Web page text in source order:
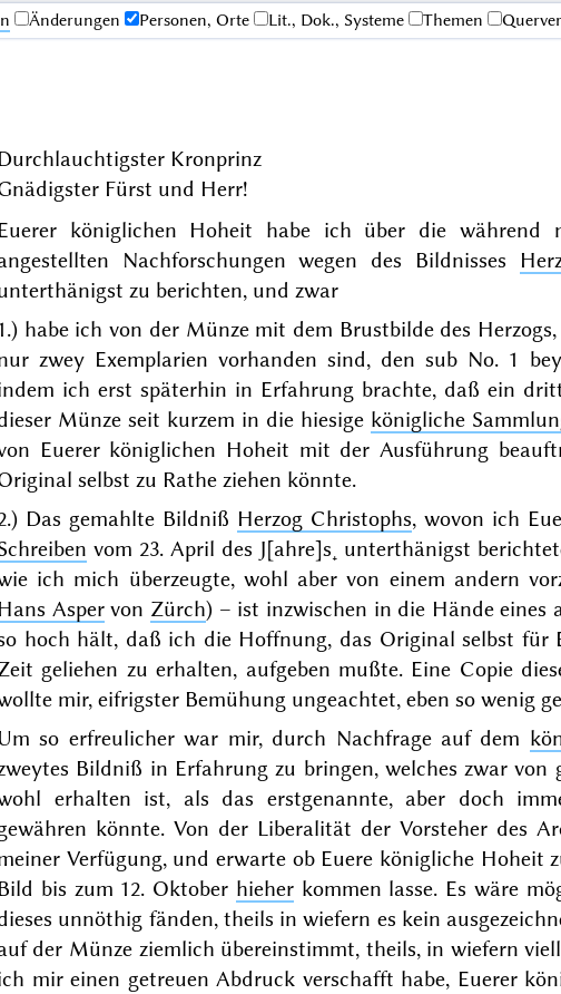
Änderungen Personen, Orte Lit., Dok., Systeme Themen
Durchlauchtigster Kronprinz
Fürst und Herr!
Euerer königlichen Hoheit habe ich über die während
Nachforschungen wegen des Bildnisses
zu berichten, und zwar
habe ich von der Münzemit dem Brustbilde des
zwey Exemplarien vorhanden sind, densub No. 1
ich erst späterhin in Erfahrung brachte, daß ein
Münze seit kurzem in die hiesige königliche
Euerer königlichen Hoheit mit der Ausführung
selbst zu Rathe ziehen könnte.
Das gemahlteBildniß Herzog Christophs, wovon ich
vom 23. April des J[ahre]s˖ unterthänigst
ich mich überzeugte, wohl aber von einem andern
Hans Aspervon Zürch) – ist inzwischen in die Hände eines
hoch hält, daß ich die Hoffnung, das Original selbst für
geliehen zu erhalten, aufgeben mußte. Eine Copie
mir, eifrigster Bemühung ungeachtet, eben so wenig
Um so erfreulicher war mir, durch Nachfrage auf dem
Bildniß in Erfahrung zu bringen, welches zwar
erhalten ist, als das erstgenannte, aber doch
könnte. Von der Liberalität der Vorsteher des
Verfügung, und erwarte ob Euere königliche Hoheit
Bild bis zum 12. Oktober hieherkommen lasse. Es wäre
unnöthig fänden, theils in wiefern es kein
der Münze ziemlich übereinstimmt, theils, in wiefern
mir einen getreuen Abdruck verschafft habe, Euerer